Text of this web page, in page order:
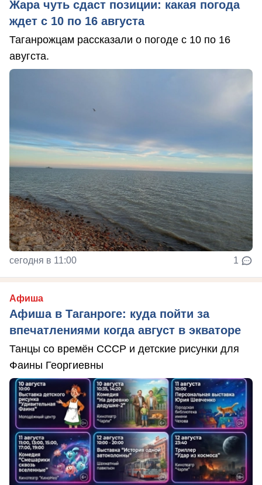
Жара чуть сдаст позиции: какая погода
ждет с 10 по 16 августа
Таганрожцам рассказали о погоде с 10 по 16
авугста.
сегодня в 11:00 1
Афиша
Афиша в Таганроге: куда пойти за
впечатлениями когда август в экваторе
Танцы со времён СССР и детские рисунки для
Фаины Георгиевны